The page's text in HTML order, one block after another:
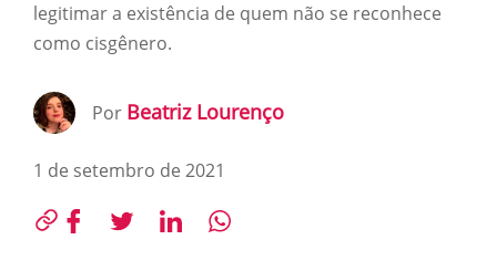
legitimar a existência de quem não se reconhece
como cisgênero.
Por Beatriz Lourenço
1 de setembro de 2021